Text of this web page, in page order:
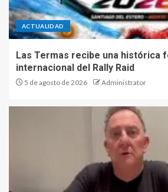
ACTUALIDAD
Las Termas recibe una histórica
internacional del Rally Raid
5 de agosto de 2026 Administrator